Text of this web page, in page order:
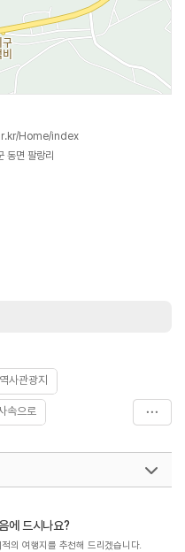
Home/index
동면 팔랑리
사관광지
속으로
에 드시나요?
의 여행지를 추천해 드리겠습니다.